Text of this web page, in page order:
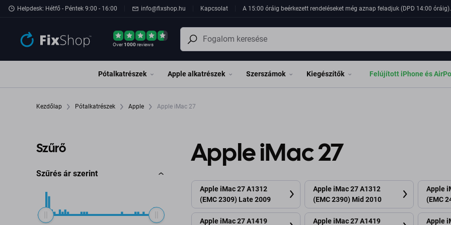
Ugrás az oldal fő részéhez
Helpdesk: Hétfő - Péntek 9:00 - 16:00 info@fixshop.hu Kapcsolat A 15:00 óráig beérkezett rendeléseket még aznap feladjuk (DPD 14:00
Over1000reviews
Pótalkatrészek Apple alkatrészek Szerszámok Kiegészítők Felújított iPhone és
Kezdőlap Pótalkatrészek Apple Apple iMac 27
Szűrő
Szűrés ár szerint
Apple iMac 27
Apple iMac 27 A1312
(EMC 2309) Late 2009
Apple iMac 27 A1312
(EMC 2390) Mid 2010
Apple
(EMC
Apple iMac 27 A1419 Apple iMac 27 A1419 Apple